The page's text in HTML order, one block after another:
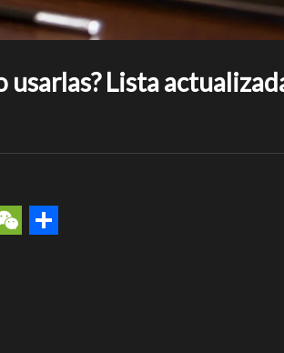
usarlas? Lista